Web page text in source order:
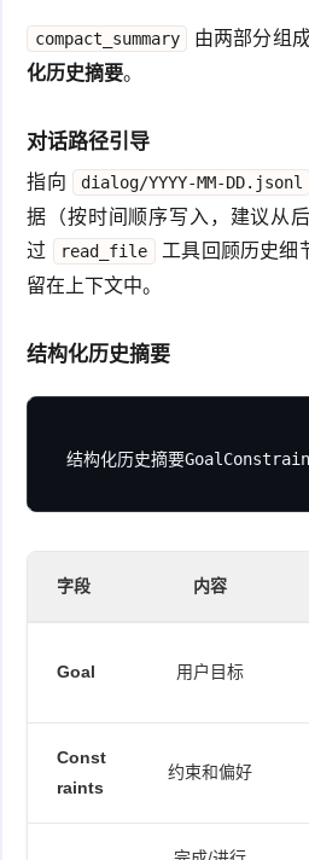
compact_summary 由两部分组成
化历史摘要。
对话路径引导
指向
dialog/YYYY-MM-DD.jsonl
据（按时间顺序写入，建议从
过
read_file
工具回顾历史细
留在上下文中。
结构化历史摘要
结构化历史摘要
字段 内容
Goal 用户目标
Const
raints
约束和偏好